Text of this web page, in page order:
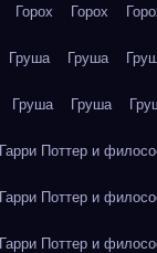
Горох Горох
Груша Груша
Груша Груша
Поттер и
Поттер и
Поттер и